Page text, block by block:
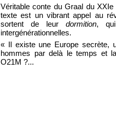
Véritable conte du Graal du
texte est un vibrant appel au
sortent de leurdormition,
intergénérationnelles.
« Il existe une Europe secrète,
hommes par delà le temps et
O21M ?...